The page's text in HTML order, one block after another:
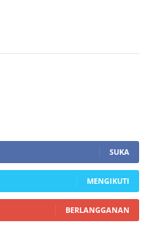
SUKA
MENGIKUTI
BERLANGGANAN